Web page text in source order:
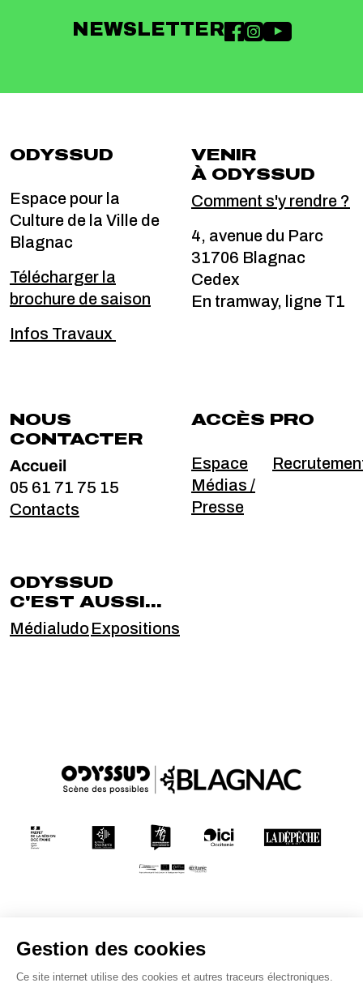
NEWSLETTER
ODYSSUD
Espace pour la
Culture de la Ville de
Blagnac
Télécharger la
brochure de saison
Infos Travaux
VENIR
À ODYSSUD
Comment s'y rendre ?
4, avenue du Parc
31706 Blagnac
Cedex
En tramway, ligne T1
NOUS
CONTACTER
Accueil
05 61 71 75 15
Contacts
ACCÈS PRO
Espace
Médias /
Presse
ODYSSUD
C'EST AUSSI...
MédialudoExpositions